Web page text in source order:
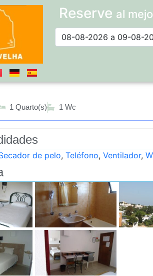
Reserve al
1 Quarto(s) 1 Wc
de pelo, Teléfono, Ventilador,